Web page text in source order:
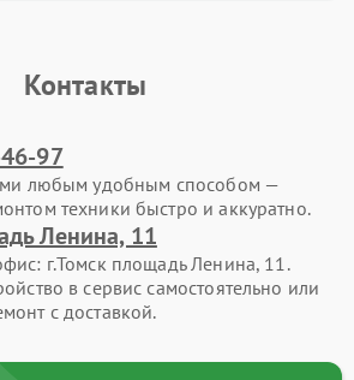
Контакты
97
любым удобным способом —
техники быстро и аккуратно.
Ленина, 11
г.Томск площадь Ленина, 11.
в сервис самостоятельно или
с доставкой.